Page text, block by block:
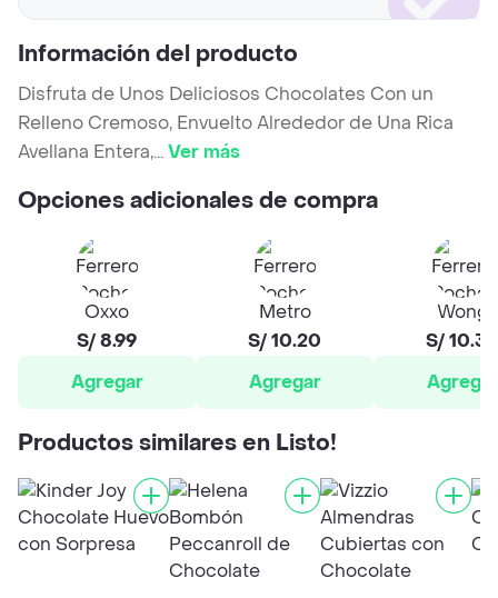
Información del producto
Disfruta de Unos Deliciosos Chocolates Con un
Relleno Cremoso, Envuelto Alrededor de Una Rica
Avellana Entera,...Ver más
Opciones adicionales de compra
Oxxo
S/ 8.99
Agregar
Metro
S/ 10.20
Agregar
Wong
S/ 10.30
Agregar
Productos similares en Listo!